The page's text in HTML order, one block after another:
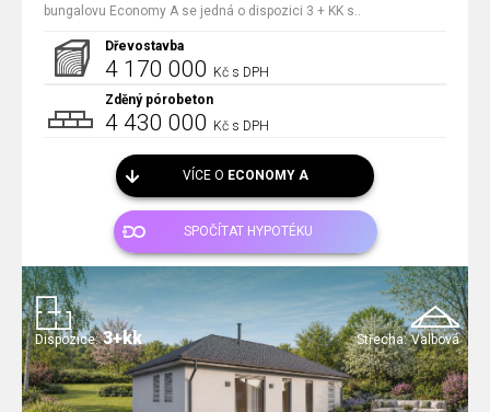
bungalovu Economy A se jedná o dispozici 3 + KK s..
Dřevostavba
4 170 000 Kč s DPH
Zděný pórobeton
4 430 000 Kč s DPH
VÍCE O ECONOMY A
SPOČÍTAT HYPOTÉKU
Střecha: Valbová
Dispozice: 3+kk